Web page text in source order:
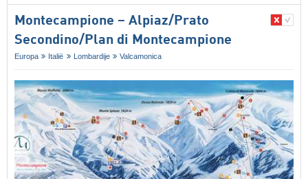
Montecampione – Alpiaz/​Prato
Secondino/​Plan di Montecampione
Europa Italië Lombardije Valcamonica